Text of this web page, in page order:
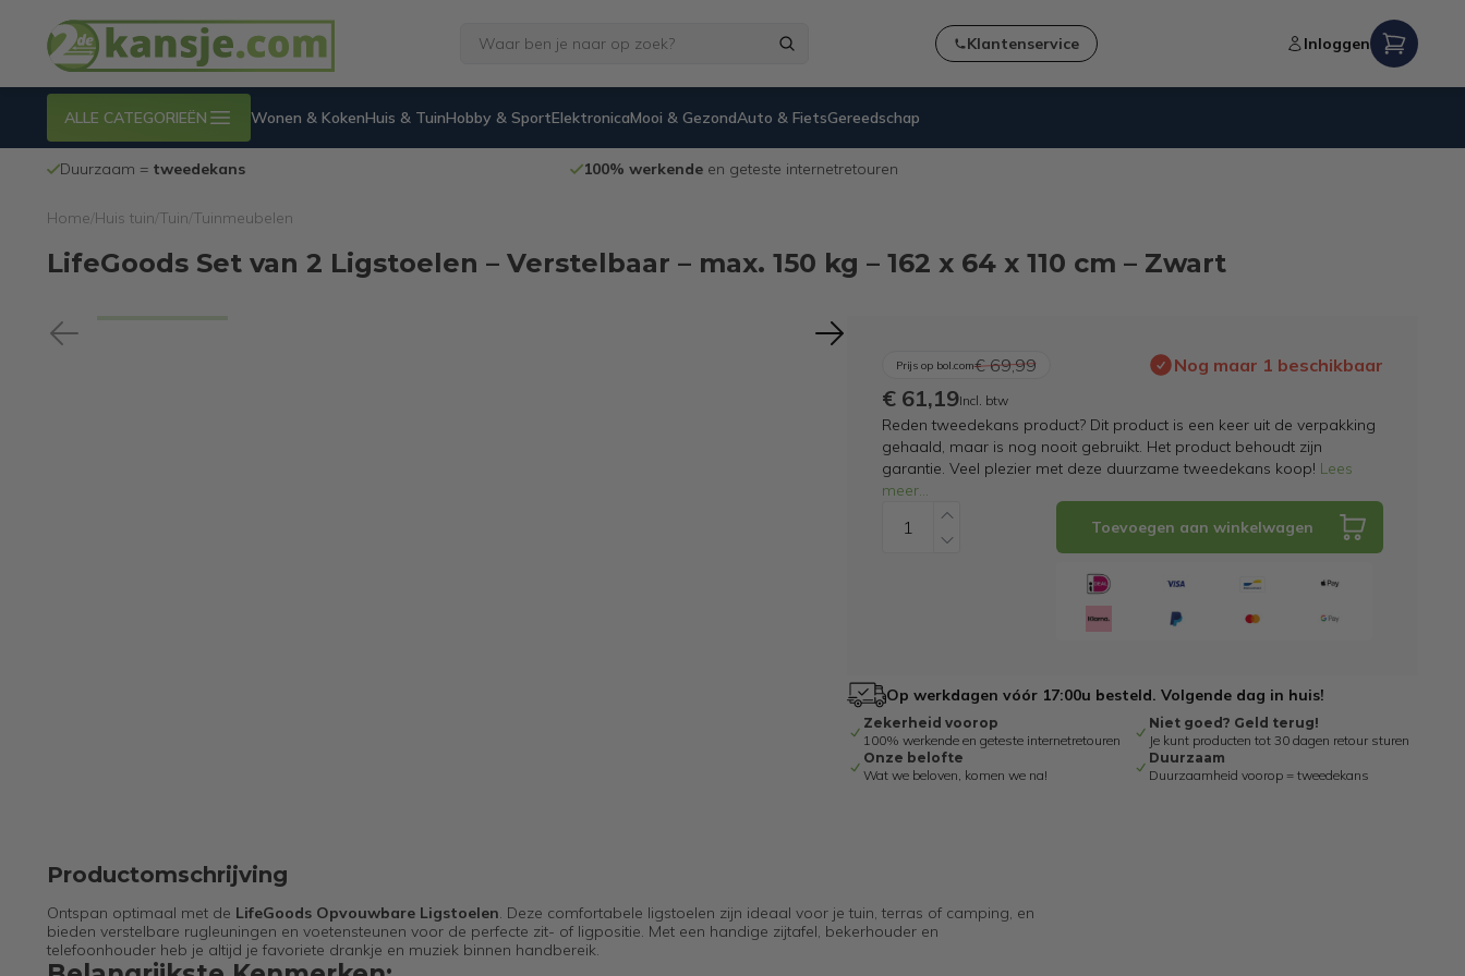
Klantenservice Inloggen
ALLE CATEGORIEËN Wonen & KokenHuis & TuinHobby & SportElektronicaMooi & GezondAuto & FietsGereedschap
Duurzaam = tweedekans 100% werkendeen geteste internetretouren
Home Huis tuin Tuin Tuinmeubelen
LifeGoods Set van 2 Ligstoelen – Verstelbaar – max. 150 kg – 162 x 64 x 110 cm – Zwart
Prijs op bol.com€ 69,99 Nog maar 1 beschikbaar
€ 61,19Incl. btw
Reden tweedekans product? Dit product is een keer uit de verpakking
gehaald, maar is nog nooit gebruikt. Het product behoudt zijn
garantie. Veel plezier met deze duurzame tweedekans koop! Lees
meer...
Toevoegen aan winkelwagen
Op werkdagen vóór 17:00u besteld. Volgende dag in huis!
Zekerheid voorop
100% werkende en geteste internetretouren
Niet goed? Geld terug!
Je kunt producten tot 30 dagen retour sturen
Onze belofte
Wat we beloven, komen we na!
Duurzaam
Duurzaamheid voorop = tweedekans
Productomschrijving
Ontspan optimaal met de LifeGoods Opvouwbare Ligstoelen. Deze comfortabele ligstoelen zijn ideaal voor je tuin, terras of camping, en
bieden verstelbare rugleuningen en voetensteunen voor de perfecte zit- of ligpositie. Met een handige zijtafel, bekerhouder en
telefoonhouder heb je altijd je favoriete drankje en muziek binnen handbereik.